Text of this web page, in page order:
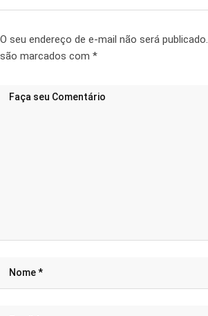
O seu endereço de e-mail não será publicado.
são marcados com *